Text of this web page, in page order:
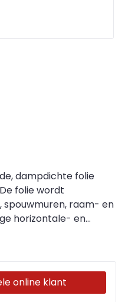
dampdichte folie
folie wordt
raam- en
horizontale- en
als doel
online klant